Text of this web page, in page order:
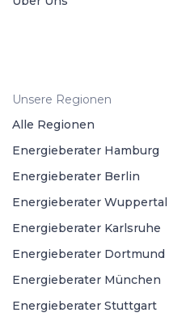
Unsere Regionen
Alle Regionen
Energieberater Hamburg
Energieberater Berlin
Energieberater Wuppertal
Energieberater Karlsruhe
Energieberater Dortmund
Energieberater München
Energieberater Stuttgart